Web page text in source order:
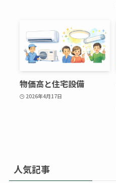
物価高と住宅設備
2026年4月17日
人気記事